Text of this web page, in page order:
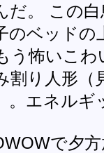
だ。 この
のベッドの
う怖いこ
割り人形（
。エネルギ
で夕